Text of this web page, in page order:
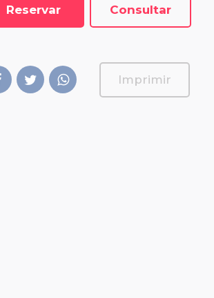
Reservar Consultar
Imprimir